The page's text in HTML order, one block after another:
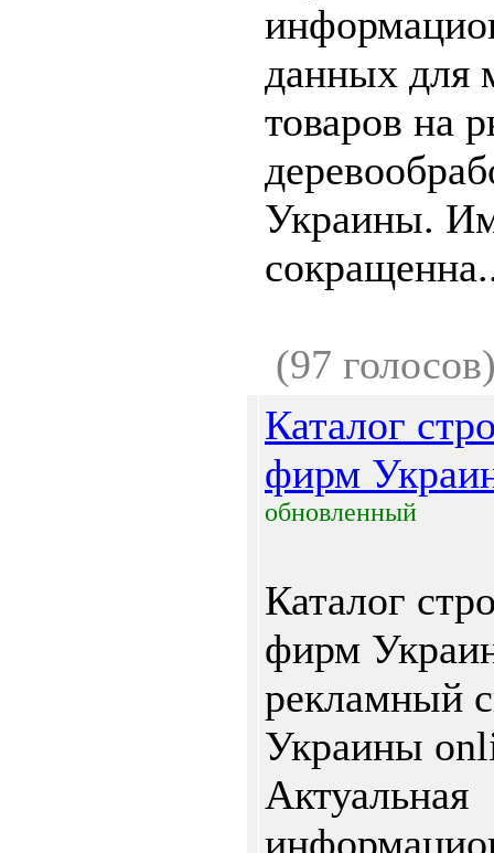
данных для
товаров на
Украины.
(97
Каталог
фирм
обновленный
Каталог
фирм
рекламный
Украины
Актуальная